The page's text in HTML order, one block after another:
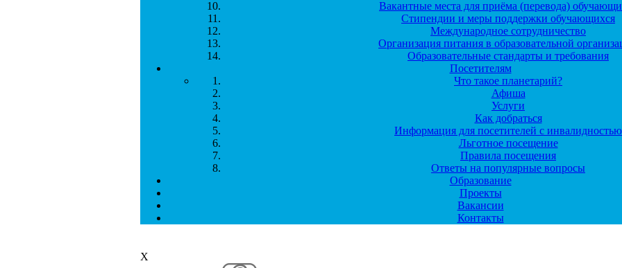
Вакантные места для приёма (перевода)
Стипендии и меры поддержки обучающихся
Международное сотрудничество
Организация питания в образовательной
Образовательные стандарты и требования
Посетителям
Что такое планетарий?
Афиша
Услуги
Как добраться
Информация для посетителей с инвалидностью
Льготное посещение
Правила посещения
Ответы на популярные вопросы
Образование
Проекты
Вакансии
Контакты
Х